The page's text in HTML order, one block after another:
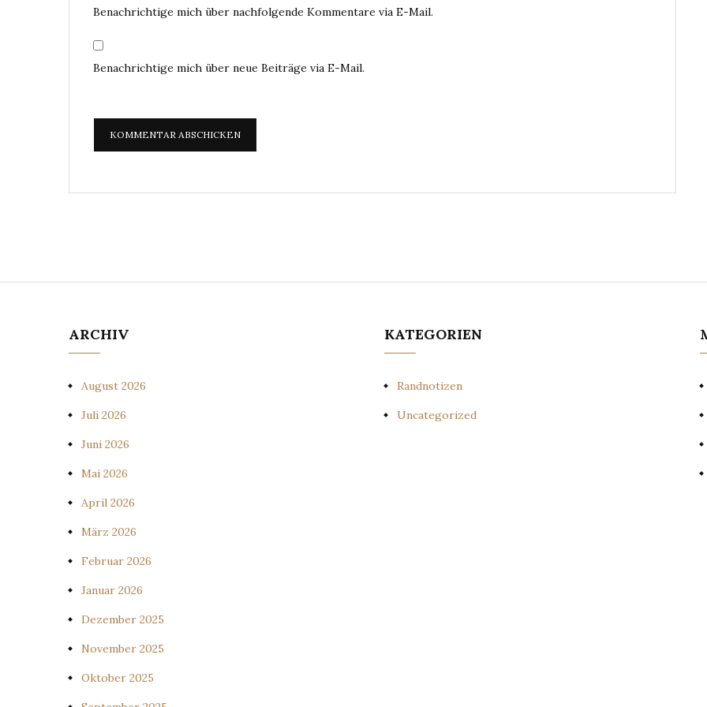
Benachrichtige mich über nachfolgende Kommentare via E-Mail.
Benachrichtige mich über neue Beiträge via E-Mail.
ARCHIV
August 2026
Juli 2026
Juni 2026
Mai 2026
April 2026
März 2026
Februar 2026
Januar 2026
Dezember 2025
November 2025
Oktober 2025
KATEGORIEN
Randnotizen
Uncategorized